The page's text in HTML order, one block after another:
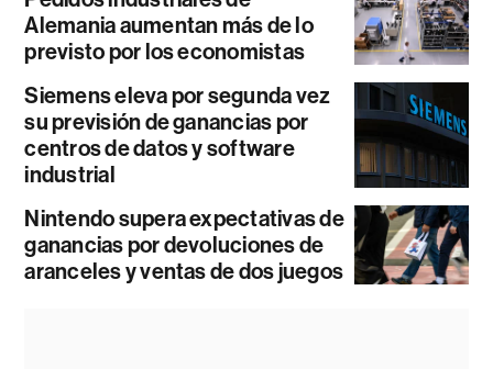
Alemania aumentan más de lo
previsto por los economistas
Siemens eleva por segunda vez
su previsión de ganancias por
centros de datos y software
industrial
Nintendo supera expectativas de
ganancias por devoluciones de
aranceles y ventas de dos juegos